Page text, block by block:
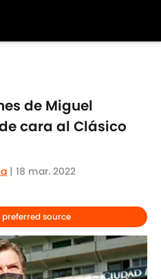
de Miguel
cara al Clásico
| 18 mar. 2022
preferred source